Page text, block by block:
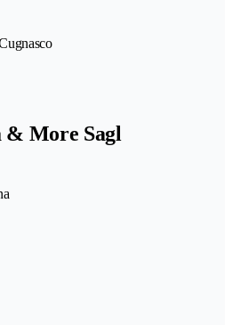
& More Sagl